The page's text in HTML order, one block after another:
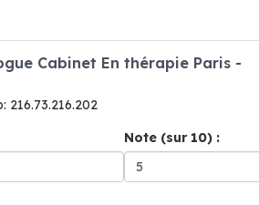
Cabinet En thérapie Paris -
216.73.216.202
Note (sur 10) :